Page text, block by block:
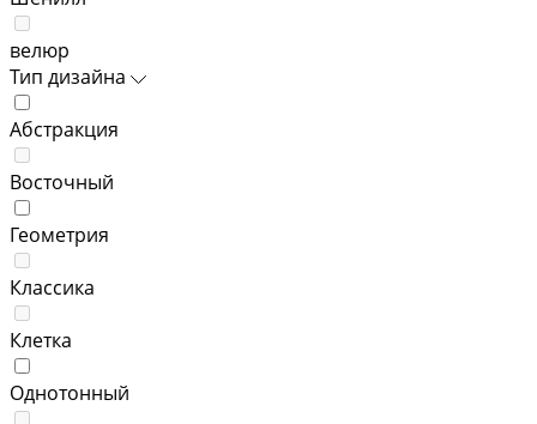
велюр
Тип дизайна
Абстракция
Восточный
Геометрия
Классика
Клетка
Однотонный